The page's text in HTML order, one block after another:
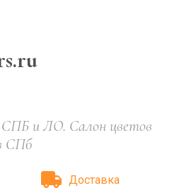
и ЛО. Салон цветов
СПб
Доставка